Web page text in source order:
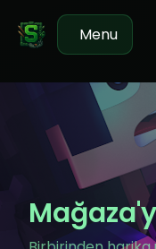
Menu